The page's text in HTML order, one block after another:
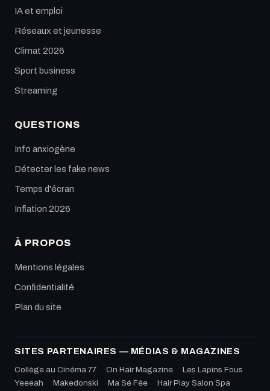
IA et emploi
Réseaux et jeunesse
Climat 2026
Sport business
Streaming
QUESTIONS
Info anxiogène
Détecter les fake news
Temps d'écran
Inflation 2026
À PROPOS
Mentions légales
Confidentialité
Plan du site
SITES PARTENAIRES — MÉDIAS & MAGAZINES
Collège au Cinéma 77 On Hair Magazine
Les Lapins Fous
Yeeeah
Makedonski Ma Sé Fée Hair Play Salon Spa